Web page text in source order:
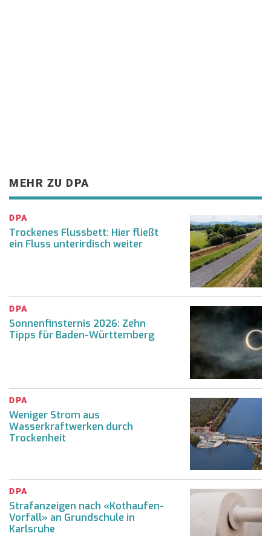
MEHR ZU DPA
DPA
Trockenes Flussbett: Hier fließt
ein Fluss unterirdisch weiter
DPA
Sonnenfinsternis 2026: Zehn
Tipps für Baden-Württemberg
DPA
Weniger Strom aus
Wasserkraftwerken durch
Trockenheit
DPA
Strafanzeigen nach «Kothaufen-
Vorfall» an Grundschule in
Karlsruhe